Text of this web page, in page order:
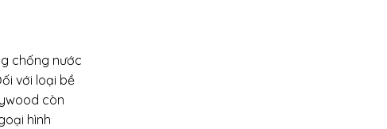
chống nước
với loại bề
còn
hình